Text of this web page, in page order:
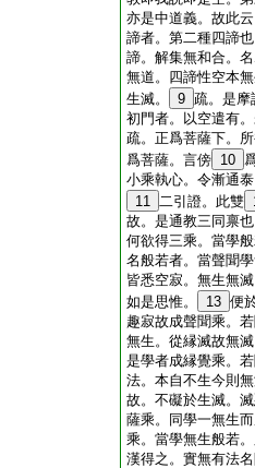
亦是中道義。故此
諦者。第二種四諦
諦。解集無和合。
無道。四諦性空本
生滅。
9 疏。是摩
初門者。以空遣有
疏。正爲菩薩下。
爲菩薩。言傍 10
小乘執心。令漸通
11 二引證。此雙
故。是通教三同禀
何欲得三乘。當學
名般若者。當聲聞
皆悉空寂。無生無
如是思惟。
13 便
趣寂故成聲聞乘。
無生。從縁滅故無
是學者成縁覺乘。
法。本自不生今則
故。不礙於生滅。
薩乘。同學一無生
乘。當學無生般若
漢得之。實無有法